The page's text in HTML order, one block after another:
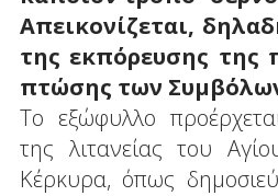
Απεικονίζεται,
της εκπόρευσης της
πτώσης των
Το εξώφυλλο
της λιτανείας του
Κέρκυρα, όπως